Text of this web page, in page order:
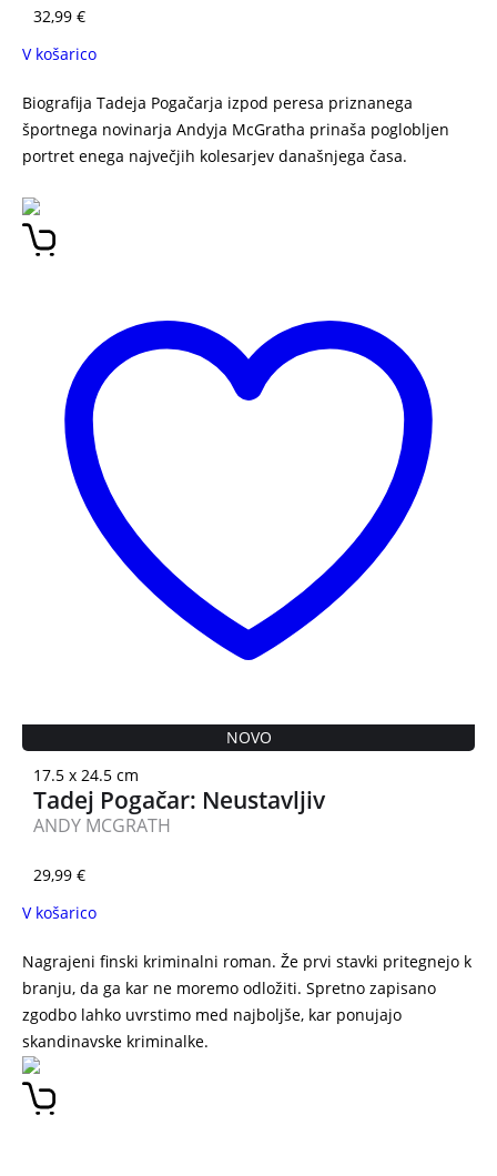
32,99 €
V košarico
Biografija Tadeja Pogačarja izpod peresa priznanega
športnega novinarja Andyja McGratha prinaša poglobljen
portret enega največjih kolesarjev današnjega časa.
NOVO
17.5 x 24.5 cm
Tadej Pogačar: Neustavljiv
ANDY MCGRATH
29,99 €
V košarico
Nagrajeni finski kriminalni roman. Že prvi stavki pritegnejo k
branju, da ga kar ne moremo odložiti. Spretno zapisano
zgodbo lahko uvrstimo med najboljše, kar ponujajo
skandinavske kriminalke.